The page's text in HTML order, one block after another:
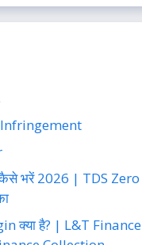
भरें 2026 | TDS Zero
क्या है? | L&T Finance